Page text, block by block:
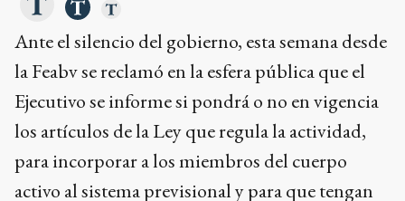
Ante el silencio del gobierno, esta semana desde
la Feabv se reclamó en la esfera pública que el
Ejecutivo se informe si pondrá o no en vigencia
los artículos de la Ley que regula la actividad,
para incorporar a los miembros del cuerpo
activo al sistema previsional y para que tengan